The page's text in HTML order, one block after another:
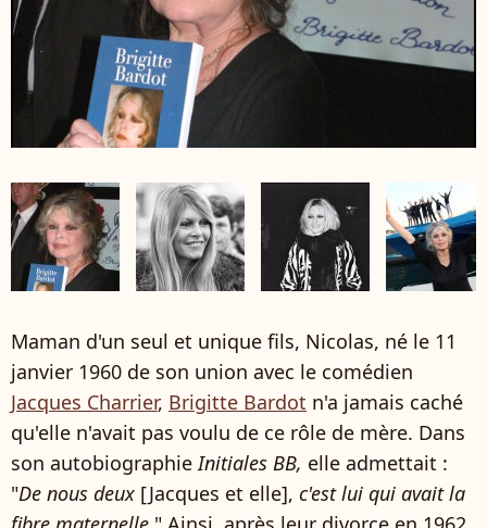
Maman d'un seul et unique fils, Nicolas, né le 11
janvier 1960 de son union avec le comédien
Jacques Charrier, Brigitte Bardot n'a jamais caché
qu'elle n'avait pas voulu de ce rôle de mère. Dans
son autobiographie Initiales BB, elle admettait :
"De nous deux [Jacques et elle], c'est lui qui avait la